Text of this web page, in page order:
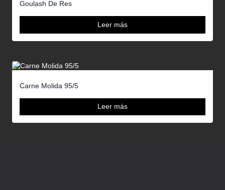
Goulash De Res
Leer más
Carne Molida 95/5
Leer más